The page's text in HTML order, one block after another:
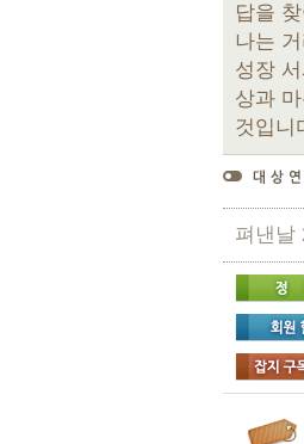
답을
나는
성장
상과
것입니
펴낸날